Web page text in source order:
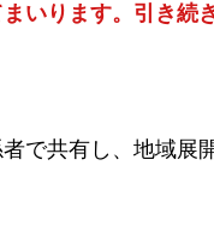
いります。引き続
で共有し、地域展